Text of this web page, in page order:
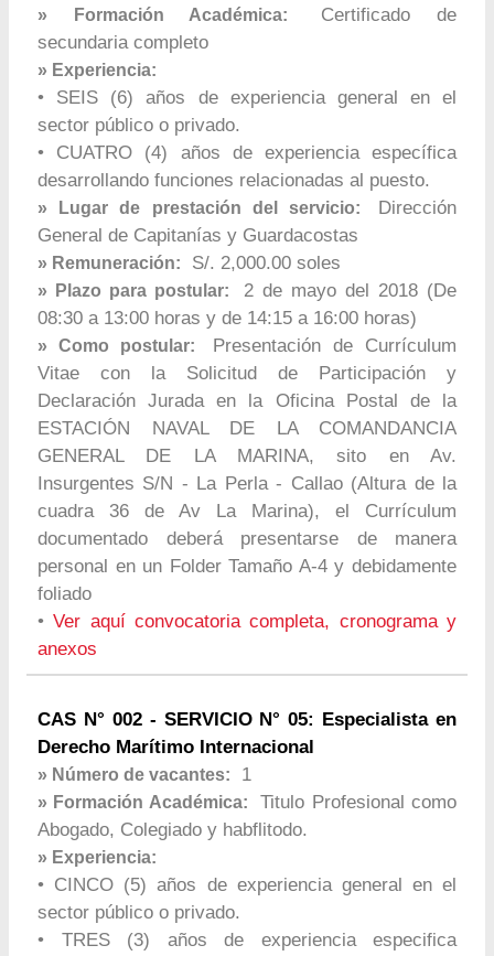
» Formación Académica:
Certificado de
secundaria completo
» Experiencia:
• SEIS (6) años de experiencia general en el
sector público o privado.
• CUATRO (4) años de experiencia específica
desarrollando funciones relacionadas al puesto.
» Lugar de prestación del servicio:
Dirección
General de Capitanías y Guardacostas
» Remuneración: S/. 2,000.00 soles
» Plazo para postular:
2 de mayo del 2018 (De
08:30 a 13:00 horas y de 14:15 a 16:00 horas)
» Como postular:
Presentación de Currículum
Vitae con la Solicitud de Participación y
Declaración Jurada en la Oficina Postal de la
ESTACIÓN NAVAL DE LA COMANDANCIA
GENERAL DE LA MARINA, sito en Av.
Insurgentes S/N - La Perla - Callao (Altura de la
cuadra 36 de Av La Marina), el Currículum
documentado deberá presentarse de manera
personal en un Folder Tamaño A-4 y debidamente
foliado
•Ver aquí convocatoria completa, cronograma y
anexos
CAS N° 002 - SERVICIO N° 05: Especialista en
Derecho Marítimo Internacional
» Número de vacantes: 1
» Formación Académica:
Titulo Profesional como
Abogado, Colegiado y habflitodo.
» Experiencia:
• CINCO (5) años de experiencia general en el
sector público o privado.
• TRES (3) años de experiencia especifica